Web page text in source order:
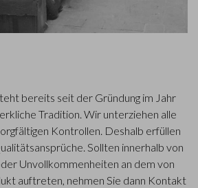
bereits seit der Gründung im Jahr
Tradition. Wir unterziehen alle
Kontrollen. Deshalb erfüllen
Sollten innerhalb von
Unvollkommenheiten an dem von
auftreten, nehmen Sie dann Kontakt